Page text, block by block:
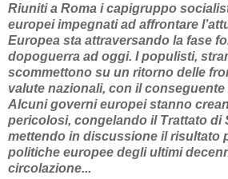
Riuniti a Roma i capigruppo
europei impegnati ad affrontare
Europea sta attraversando la fase
dopoguerra ad oggi. I populisti,
scommettono su un ritorno delle
valute nazionali, con il
Alcuni governi europei stanno
pericolosi, congelando il Trattato di
mettendo in discussione il risultato
politiche europee degli ultimi
circolazione...